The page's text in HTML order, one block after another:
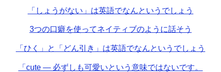
「しょうがない」は英語でなんというでしょう
3つの口癖を使ってネイティブのように話そう
「ひく」と「どん引き」は英語でなんというでしょう
「cute — 必ずしも可愛いという意味ではないです。